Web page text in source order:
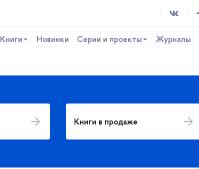
Книги Новинки Серии и проекты Журналы
Книги в продаже